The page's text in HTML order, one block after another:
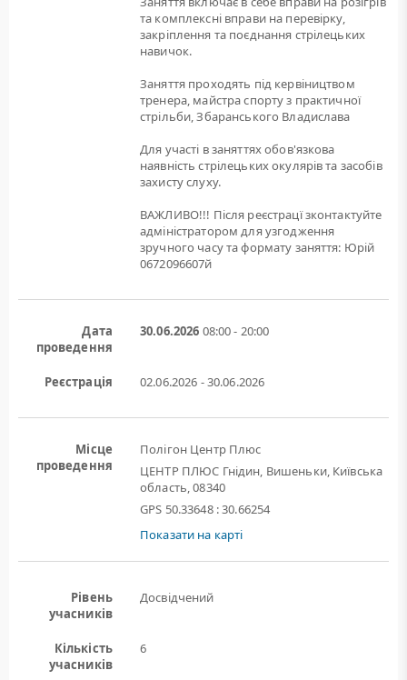
та комплексні вправи на перевірку,
закріплення та поєднання стрілецьких
навичок.
Заняття проходять під кервіництвом
тренера, майстра спорту з практичної
стрільби, Збаранського Владислава
Для участі в заняттях обов'язкова
наявність стрілецьких окулярів та засобів
захисту слуху.
ВАЖЛИВО!!! Після реєстрацї зконтактуйте
адміністратором для узгодження
зручного часу та формату заняття: Юрій
0672096607й
Дата
проведення
30.06.2026 08:00 - 20:00
Реєстрація 02.06.2026 - 30.06.2026
Місце
проведення
Полігон Центр Плюс
ЦЕНТР ПЛЮС Гнідин, Вишеньки, Київська
область, 08340
GPS 50.33648 : 30.66254
Показати на карті
Рівень
учасників
Досвідчений
Кількість
учасників
6